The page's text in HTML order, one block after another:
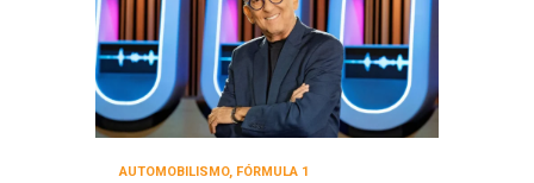
AUTOMOBILISMO, FÓRMULA 1